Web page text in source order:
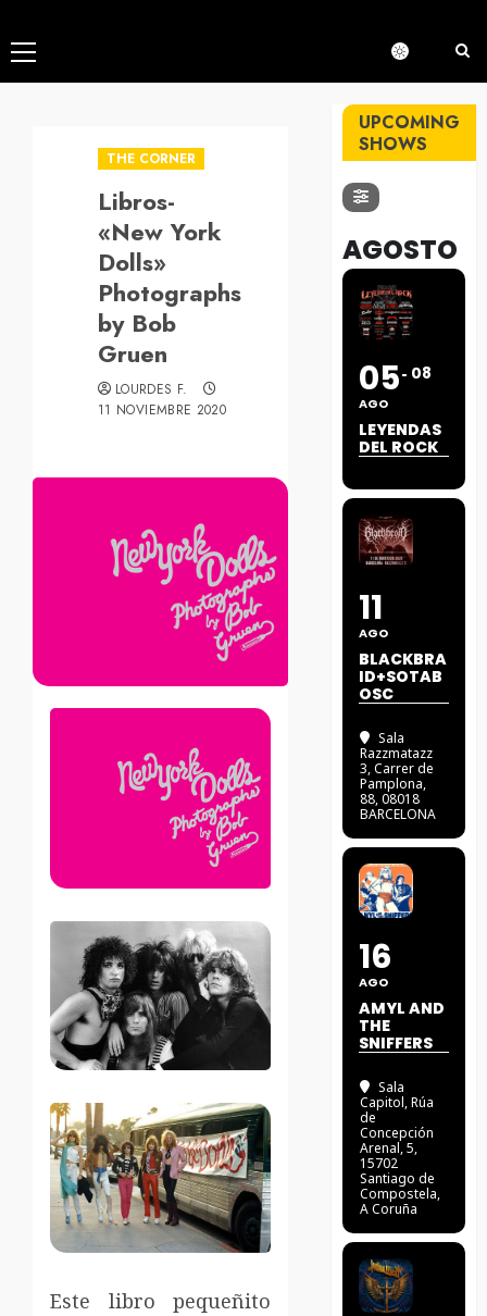
Menú
principal
THE CORNER
Libros-
«New York
Dolls»
Photographs
by Bob
Gruen
LOURDES F.
11 NOVIEMBRE 2020
Este libro pequeñito
UPCOMING
SHOWS
AGOSTO
05
AGO
08
LEYENDAS
DEL ROCK
11
AGO
BLACKBRA
ID+SOTAB
OSC
Sala
Razzmatazz
3, Carrer de
Pamplona,
88, 08018
BARCELONA
16
AGO
AMYL AND
THE
SNIFFERS
Sala
Capitol, Rúa
de
Concepción
Arenal, 5,
15702
Santiago de
Compostela,
A Coruña